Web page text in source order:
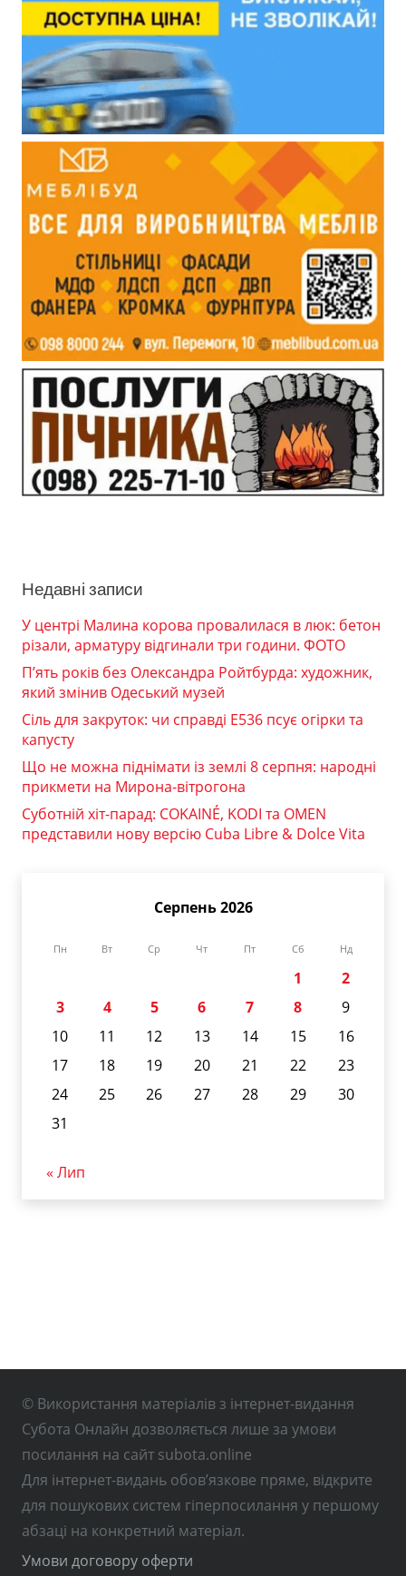
Недавні записи
У центрі Малина корова провалилася в люк: бетон
різали, арматуру відгинали три години. ФОТО
П’ять років без Олександра Ройтбурда: художник,
який змінив Одеський музей
Сіль для закруток: чи справді Е536 псує огірки та
капусту
Що не можна піднімати із землі 8 серпня: народні
прикмети на Мирона-вітрогона
Суботній хіт-парад: COKAINÉ, KODI та OMEN
представили нову версію Cuba Libre & Dolce Vita
Серпень 2026
Пн Вт Ср Чт Пт Сб Нд
1
2
3
4 5 6 7 8
9
10
11 12 13 14 15
16
17
18 19 20 21 22
23
24
25 26 27 28 29
30
31
« Лип
© Використання матеріалів з інтернет-видання
Субота Онлайн дозволяється лише за умови
посилання на сайт subota.online
Для інтернет-видань обов’язкове пряме, відкрите
для пошукових систем гіперпосилання у першому
абзаці на конкретний матеріал.
Умови договору оферти